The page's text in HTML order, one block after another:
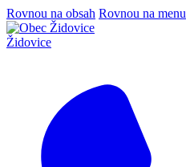
Rovnou na obsah Rovnou na menu
Židovice